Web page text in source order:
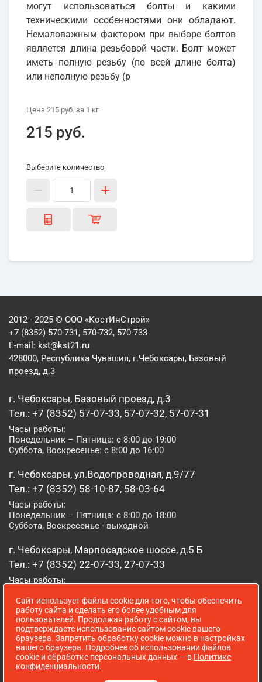
могут использоваться болты и какими
техническими особенностями они обладают.
Немаловажным фактором при выборе болтов
является длина резьбовой части. Болт может
иметь полную резьбу (по всей длине болта)
или неполную резьбу (р
Цена 215 руб. за 1 кг
215 руб.
Выберите количество
2012 - 2025 © ООО «КостИнСтрой»
+7 (8352) 570-731, 570-732, 570-733
E-mail: kst@kst21.ru
428000, Республика Чувашия, г.Чебоксары, Базовый
проезд, д.3
г. Чебоксары, Базовый проезд, д.3
Тел.: +7 (8352) 57-07-33, 57-07-32, 57-07-31
Часы работы:
Понедельник – Пятница: с 8:00 до 19:00
Суббота, Воскресенье: с 8:00 до 16:00
г. Чебоксары, ул.Водопроводная, д.9/77
Тел.: +7 (8352) 58-10-87, 58-03-64
Часы работы:
Понедельник – Пятница: с 8:00 до 18:00
Суббота, Воскресенье - выходной
г. Чебоксары, Марпосадское шоссе, д.5 Б
Тел.: +7 (8352) 22-07-33, 27-07-33
Часы работы:
Суббота, Воскресенье: с 8:00 до 16:00
г. Йошкар-Ола, ул. Луначарского, д. 52 А
Тел.: (8362) 41-07-31
Часы работы:
Понедельник – Пятница: с 8:00 до 18:00
Сайт использует файлы cookie для того, чтобы обеспечить
работу сайта и сделать его более удобным для
пользователей. Продолжая работу с сайтом, вы
подтверждаете использование сайтом cookie вашего
браузера. Запретить обработку cookie можно в настройках
вашего браузера. Подробнее об использовании файлов
cookie и обработке персональных данных — в Политике
конфиденциальности.